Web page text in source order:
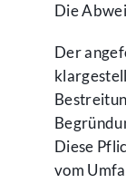
Die
Der
Diese
vom